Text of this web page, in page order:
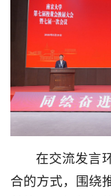
在交流发言
合的方式，围绕